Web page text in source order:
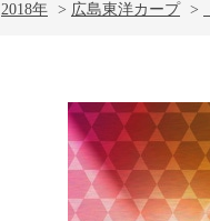
2018年 > 広島東洋カープ >